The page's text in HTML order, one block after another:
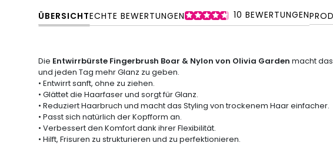
ÜBERSICHTECHTE BEWERTUNGEN 10 BEWERTUNGEN
Die Entwirrbürste Fingerbrush Boar & Nylon von Olivia Garden macht
und jeden Tag mehr Glanz zu geben.
• Entwirrt sanft, ohne zu ziehen.
• Glättet die Haarfaser und sorgt für Glanz.
• Reduziert Haarbruch und macht das Styling von trockenem Haar einfacher.
• Passt sich natürlich der Kopfform an.
• Verbessert den Komfort dank ihrer Flexibilität.
• Hilft, Frisuren zu strukturieren und zu perfektionieren.